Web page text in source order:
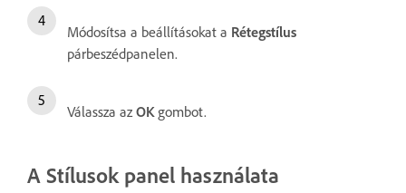
Módosítsa a beállításokat a Rétegstílus
párbeszédpanelen.
Válassza az OK gombot.
A Stílusok panel használata